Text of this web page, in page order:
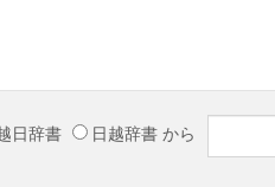
日辞書 日越辞書 から